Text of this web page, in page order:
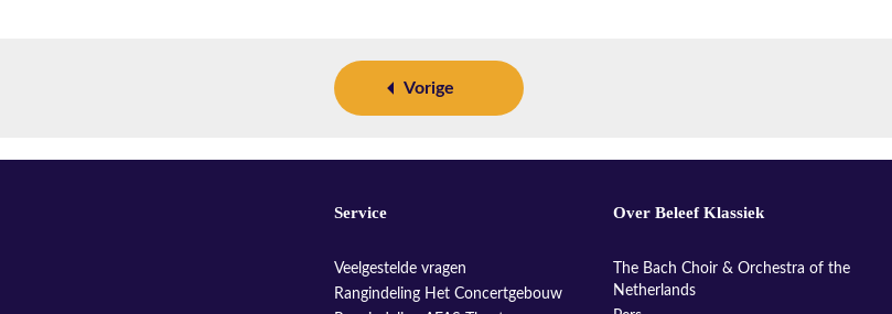
Vorige
Service
Veelgestelde vragen
Rangindeling Het Concertgebouw
Over Beleef Klassiek
The Bach Choir & Orchestra of the
Netherlands